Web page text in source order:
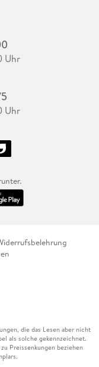
Uhr
Uhr
die das Lesen aber nicht
als solche gekennzeichnet.
Preissenkungen beziehen